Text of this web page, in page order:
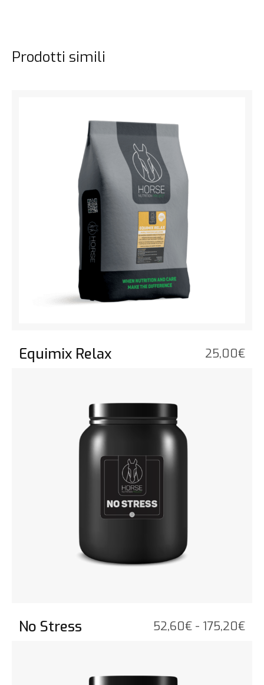
Prodotti simili
Equimix Relax 25,00€
No Stress 52,60€ - 175,20€